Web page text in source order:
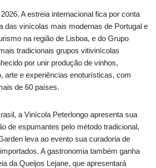
A estreia internacional fica por conta
das vinícolas mais modernas de Portugal e
na região de Lisboa, e do Grupo
tradicionais grupos vitivinícolas
por unir produção de vinhos,
arte e experiências enoturísticas, com
de 60 países.
a Vinícola Peterlongo apresenta sua
de espumantes pelo método tradicional,
leva ao evento sua curadoria de
A gastronomia também ganha
da Queijos Lejane, que apresentará